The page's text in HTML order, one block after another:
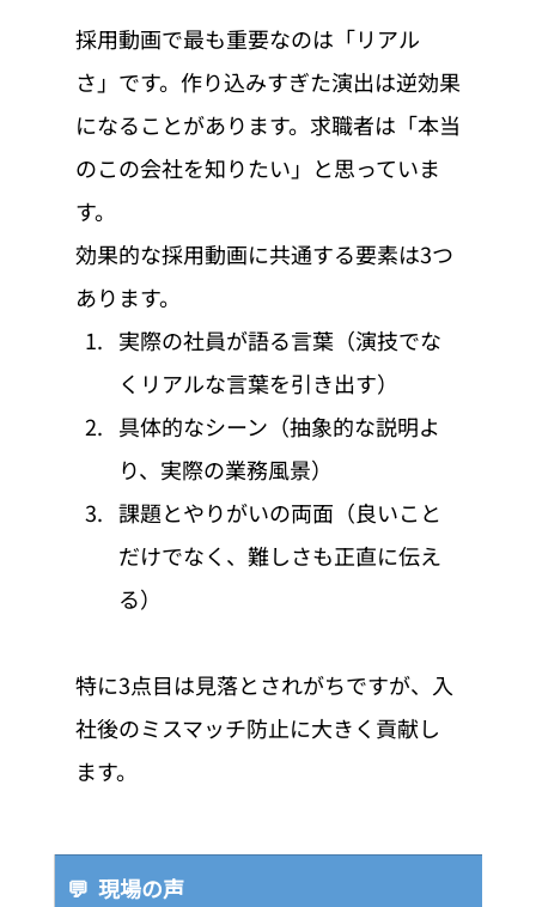
採用動画で最も重要なのは「リアル
さ」です。作り込みすぎた演出は逆効果
になることがあります。求職者は「本当
のこの会社を知りたい」と思っていま
す。
効果的な採用動画に共通する要素は3つ
あります。
実際の社員が語る言葉（演技でな
くリアルな言葉を引き出す）
具体的なシーン（抽象的な説明よ
り、実際の業務風景）
課題とやりがいの両面（良いこと
だけでなく、難しさも正直に伝え
る）
特に3点目は見落とされがちですが、入
社後のミスマッチ防止に大きく貢献し
ます。
💬  現場の声